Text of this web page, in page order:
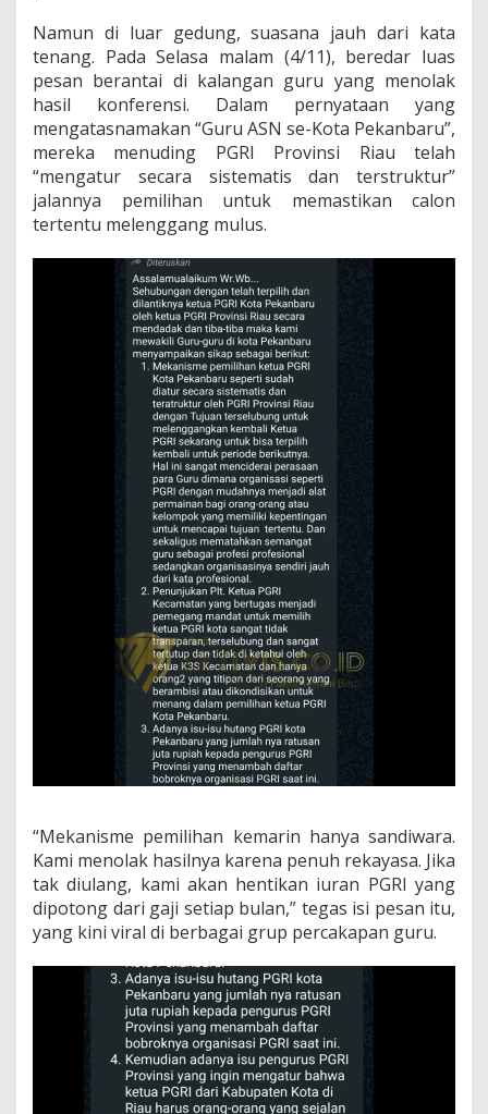
e
P
m
i
i
h
a
n
Namun di luar gedung, suasana jauh dari kata
tenang. Pada Selasa malam (4/11), beredar luas
pesan berantai di kalangan guru yang menolak
hasil konferensi. Dalam pernyataan yang
mengatasnamakan “Guru ASN se-Kota Pekanbaru”,
mereka menuding PGRI Provinsi Riau telah
“mengatur secara sistematis dan terstruktur”
jalannya pemilihan untuk memastikan calon
tertentu melenggang mulus.
“Mekanisme pemilihan kemarin hanya sandiwara.
Kami menolak hasilnya karena penuh rekayasa. Jika
tak diulang, kami akan hentikan iuran PGRI yang
dipotong dari gaji setiap bulan,” tegas isi pesan itu,
yang kini viral di berbagai grup percakapan guru.